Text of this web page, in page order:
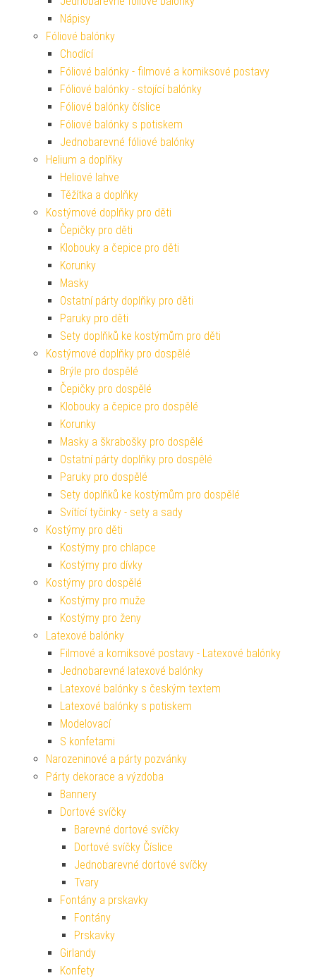
Nápisy
Fóliové balónky
Chodící
Fóliové balónky - filmové a komiksové postavy
Fóliové balónky - stojící balónky
Fóliové balónky číslice
Fóliové balónky s potiskem
Jednobarevné fóliové balónky
Helium a doplňky
Heliové lahve
Těžítka a doplňky
Kostýmové doplňky pro děti
Čepičky pro děti
Klobouky a čepice pro děti
Korunky
Masky
Ostatní párty doplňky pro děti
Paruky pro děti
Sety doplňků ke kostýmům pro děti
Kostýmové doplňky pro dospělé
Brýle pro dospělé
Čepičky pro dospělé
Klobouky a čepice pro dospělé
Korunky
Masky a škrabošky pro dospělé
Ostatní párty doplňky pro dospělé
Paruky pro dospělé
Sety doplňků ke kostýmům pro dospělé
Svítící tyčinky - sety a sady
Kostýmy pro děti
Kostýmy pro chlapce
Kostýmy pro dívky
Kostýmy pro dospělé
Kostýmy pro muže
Kostýmy pro ženy
Latexové balónky
Filmové a komiksové postavy - Latexové balónky
Jednobarevné latexové balónky
Latexové balónky s českým textem
Latexové balónky s potiskem
Modelovací
S konfetami
Narozeninové a párty pozvánky
Párty dekorace a výzdoba
Bannery
Dortové svíčky
Barevné dortové svíčky
Dortové svíčky Číslice
Jednobarevné dortové svíčky
Tvary
Fontány a prskavky
Fontány
Prskavky
Girlandy
Konfety